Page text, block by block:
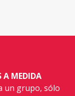
A MEDIDA
un grupo, sólo